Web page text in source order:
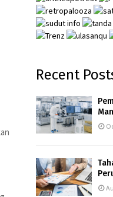
Recent